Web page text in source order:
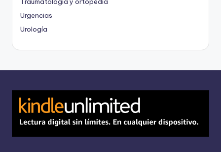
Urgencias
Urología